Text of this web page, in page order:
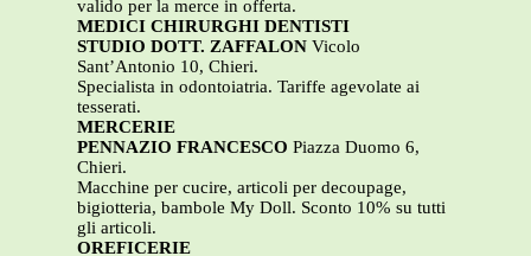
valido per la merce in offerta.
MEDICI CHIRURGHI DENTISTI
STUDIO DOTT. ZAFFALON Vicolo
Sant’Antonio 10, Chieri.
Specialista in odontoiatria. Tariffe agevolate ai
tesserati.
MERCERIE
PENNAZIO FRANCESCO Piazza Duomo 6,
Chieri.
Macchine per cucire, articoli per decoupage,
bigiotteria, bambole My Doll. Sconto 10% su tutti
gli articoli.
OREFICERIE